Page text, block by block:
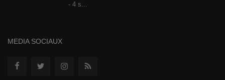
- 4 s...
MEDIA SOCIAUX